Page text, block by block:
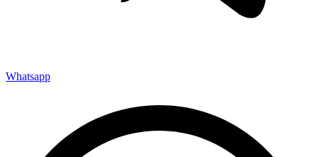
Whatsapp